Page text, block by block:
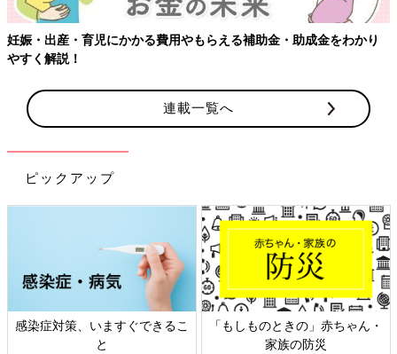
妊娠・出産・育児にかかる費用やもらえる補助金・助成金をわかり
やすく解説！
連載一覧へ
ピックアップ
感染症対策、いますぐできるこ
と
「もしものときの」赤ちゃん・
家族の防災